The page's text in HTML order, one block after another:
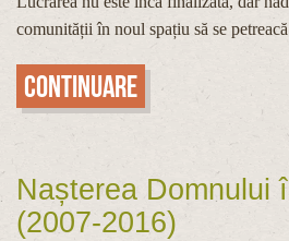
comunității în noul spațiu să se
Continuare
Nașterea Domnului
(2007-2016)